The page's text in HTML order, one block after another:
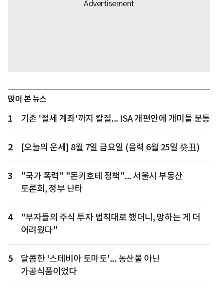
많이 본 뉴스
1 기존 '절세 계좌'까지 칼질... ISA 개편안에 개미들 분통
2 [오늘의 운세] 8월 7일 금요일 (음력 6월 25일 癸丑)
3
"국가 폭력" "돈키호테 정책"... 서울시 부동산
토론회, 정부 난타
4
"부자들의 주식 투자 법칙대로 했더니, 망하는 게 더
어려웠다"
5
달콤한 '스테비아 토마토'... 농산물 아닌
가공식품이었다